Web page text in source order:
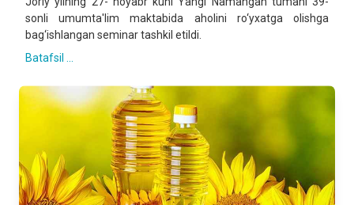
sonli umumta'lim maktabida aholini ro‘yxatga olishga
bag‘ishlangan seminar tashkil etildi.
Batafsil ...